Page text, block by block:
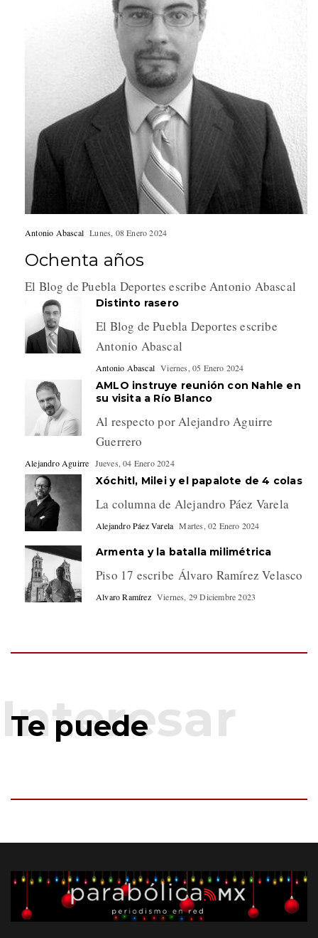
Antonio Abascal Lunes, 08 Enero 2024
Ochenta años
El Blog de Puebla Deportes escribe Antonio Abascal
Distinto rasero
El Blog de Puebla Deportes escribe
Antonio Abascal
Antonio Abascal Viernes, 05 Enero 2024
AMLO instruye reunión con Nahle en
su visita a Río Blanco
Al respecto por Alejandro Aguirre
Guerrero
Alejandro Aguirre Jueves, 04 Enero 2024
Xóchitl, Milei y el papalote de 4 colas
La columna de Alejandro Páez Varela
Alejandro Páez Varela Martes, 02 Enero 2024
Armenta y la batalla milimétrica
Piso 17 escribe Álvaro Ramírez Velasco
Alvaro Ramírez Viernes, 29 Diciembre 2023
Te puede